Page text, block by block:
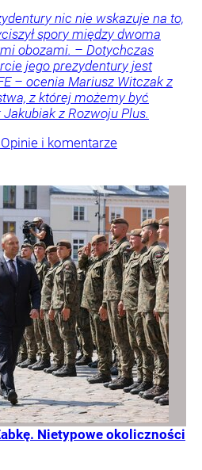
nic nie wskazuje na to,
spory między dwoma
obozami. – Dotychczas
jego prezydentury jest
– ocenia Mariusz Witczak z
z której możemy być
z Rozwoju Plus.
Opinie i komentarze
Nietypowe okoliczności